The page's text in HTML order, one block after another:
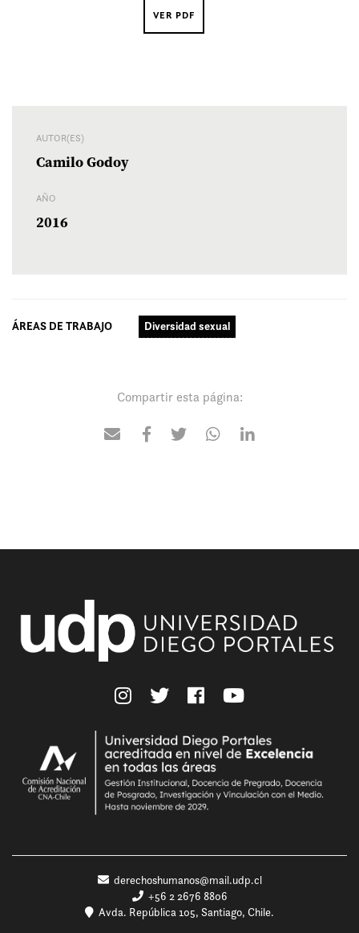
VER PDF
AUTOR(ES)
Camilo Godoy
AÑO
2016
ÁREAS DE TRABAJO Diversidad sexual
Compartir esta página:
derechoshumanos@mail.udp.cl
+56 2 2676 8806
Avda. República 105, Santiago, Chile.